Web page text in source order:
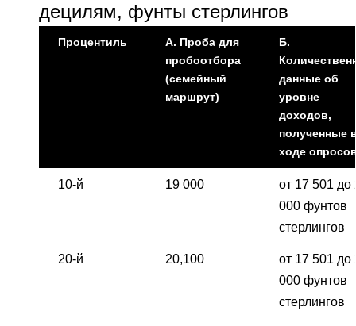
децилям, фунты стерлингов
Процентиль
А. Проба для
пробоотбора
(семейный
маршрут)
Б.
данные об
уровне
доходов,
полученные
ходе
10-й 19 000
от 17 501 до
000 фунтов
стерлингов
20-й 20,100
от 17 501 до
000 фунтов
стерлингов